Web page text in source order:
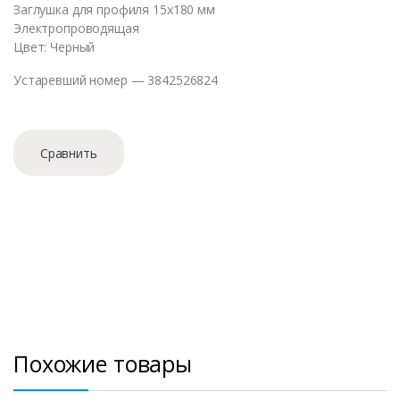
Заглушка для профиля 15х180 мм
Электропроводящая
Цвет: Черный
Устаревший номер — 3842526824
Сравнить
Похожие товары